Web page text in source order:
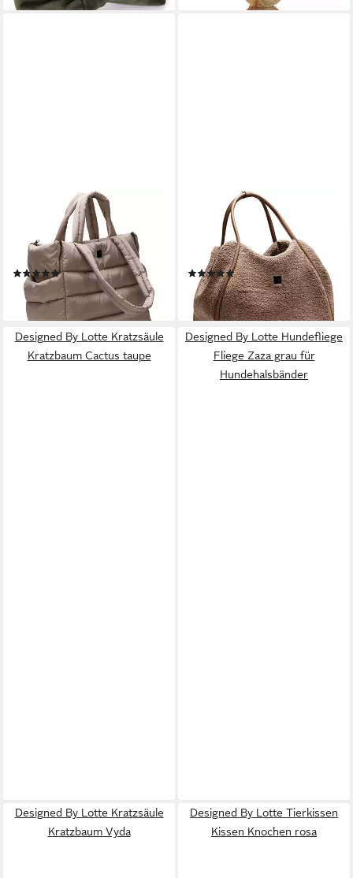
DESIGNED BY LOTTE
Tiertransporttasche
Tragetasche Tico beige für
Hunde
(1)
66,49 €
lieferbar - in 3-4 Werktagen bei dir
DESIGNED BY LOTTE
Tiertransporttasche
Transporttasche Tebby beige
für Hunde
(1)
66,49 €
lieferbar - in 3-4 Werktagen bei dir
Designed By Lotte Kratzsäule
Kratzbaum Cactus taupe
Designed By Lotte Hundefliege
Fliege Zaza grau für
Hundehalsbänder
Designed By Lotte Kratzsäule
Kratzbaum Vyda
Designed By Lotte Tierkissen
Kissen Knochen rosa